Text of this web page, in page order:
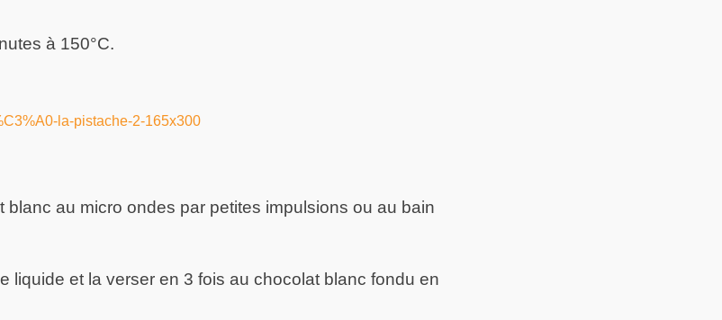
à 150°C.
blanc au micro ondes par petites impulsions ou au bain
liquide et la verser en 3 fois au chocolat blanc fondu en